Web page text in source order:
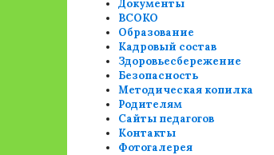
Документы
ВСОКО
Образование
Кадровый состав
Здоровьесбережение
Безопасность
Методическая копилка
Родителям
Сайты педагогов
Контакты
Фотогалерея